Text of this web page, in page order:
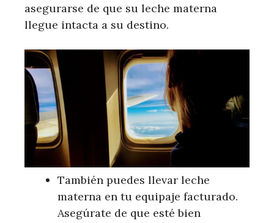
asegurarse de que su leche materna
llegue intacta a su destino.
También puedes llevar leche
materna en tu equipaje facturado.
Asegúrate de que esté bien